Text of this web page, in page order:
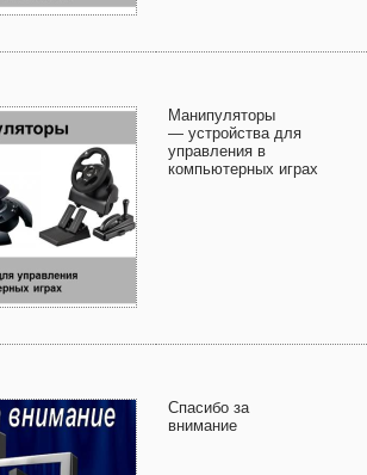
Манипуляторы
— устройства для
управления в
компьютерных играх
Спасибо за
внимание